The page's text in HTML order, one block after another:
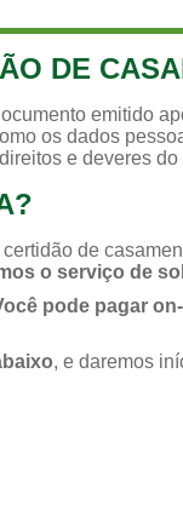
DE
emitido
os dados
e deveres do
de
o serviço de
pode pagar
, e daremos